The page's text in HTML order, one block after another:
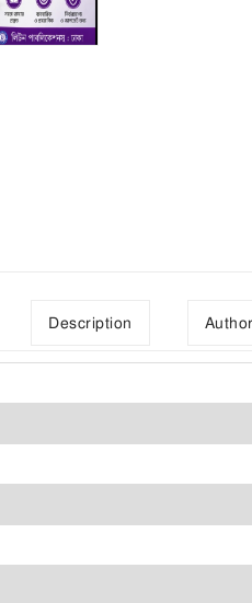
Description Author